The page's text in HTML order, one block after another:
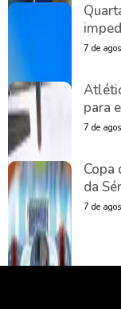
7 de
para
7 de
Copa
da
7 de